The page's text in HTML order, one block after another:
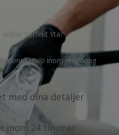
anlitar Perfekt Yta?
hjälp inom rengöring
med dina detaljer
inom 24 timmar